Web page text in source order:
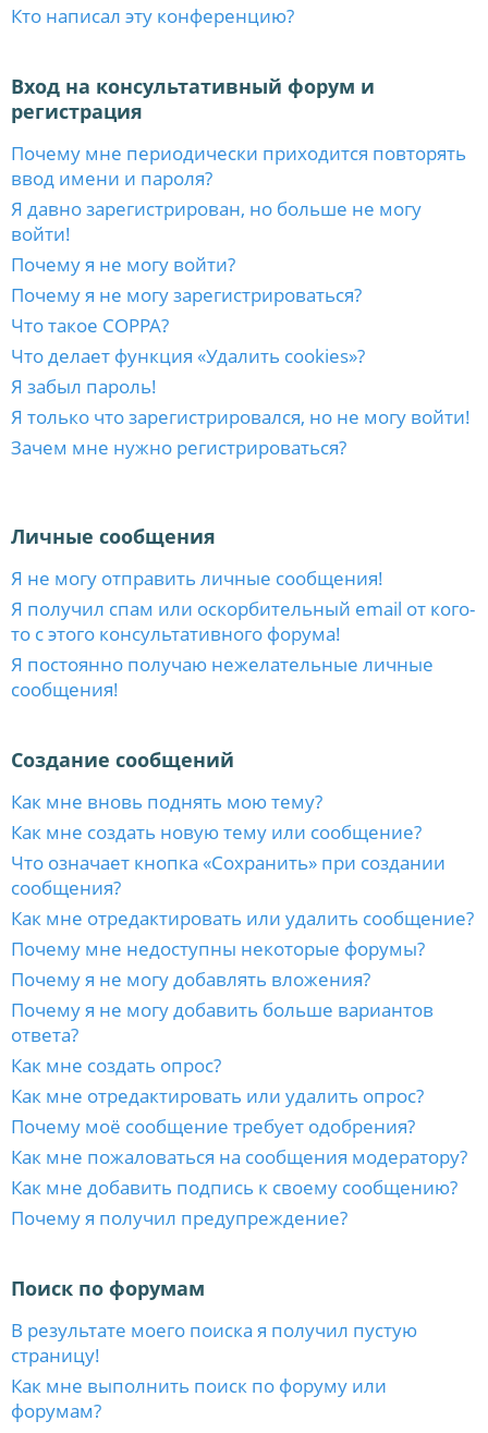
Кто написал эту конференцию?
Вход на консультативный форум и
регистрация
Почему мне периодически приходится повторять
ввод имени и пароля?
Я давно зарегистрирован, но больше не могу
войти!
Почему я не могу войти?
Почему я не могу зарегистрироваться?
Что такое COPPA?
Что делает функция «Удалить cookies»?
Я забыл пароль!
Я только что зарегистрировался, но не могу войти!
Зачем мне нужно регистрироваться?
Личные сообщения
Я не могу отправить личные сообщения!
Я получил спам или оскорбительный email от кого-
то с этого консультативного форума!
Я постоянно получаю нежелательные личные
сообщения!
Создание сообщений
Как мне вновь поднять мою тему?
Как мне создать новую тему или сообщение?
Что означает кнопка «Сохранить» при создании
сообщения?
Как мне отредактировать или удалить сообщение?
Почему мне недоступны некоторые форумы?
Почему я не могу добавлять вложения?
Почему я не могу добавить больше вариантов
ответа?
Как мне создать опрос?
Как мне отредактировать или удалить опрос?
Почему моё сообщение требует одобрения?
Как мне пожаловаться на сообщения модератору?
Как мне добавить подпись к своему сообщению?
Почему я получил предупреждение?
Поиск по форумам
В результате моего поиска я получил пустую
страницу!
Как мне выполнить поиск по форуму или
форумам?